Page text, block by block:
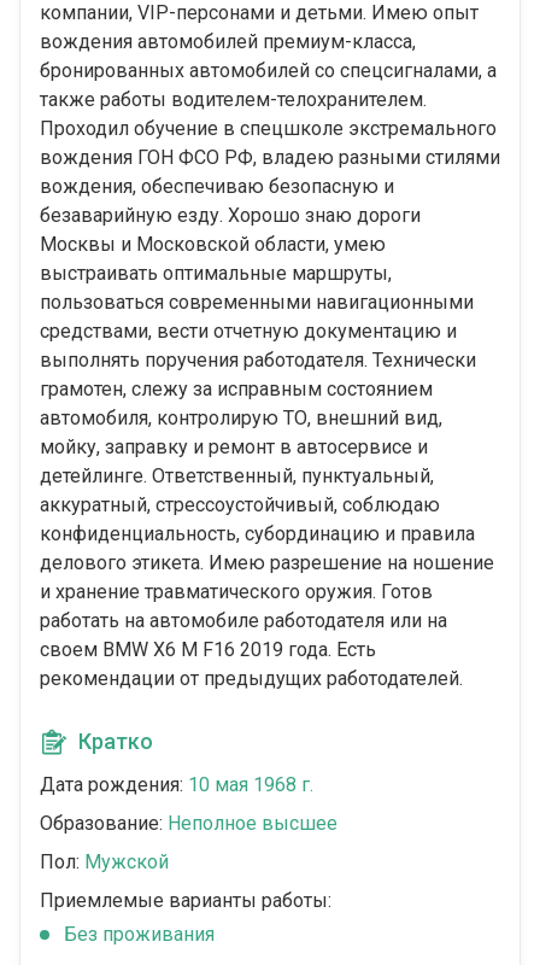
компании, VIP-персонами и детьми. Имею опыт
вождения автомобилей премиум-класса,
бронированных автомобилей со спецсигналами, а
также работы водителем-телохранителем.
Проходил обучение в спецшколе экстремального
вождения ГОН ФСО РФ, владею разными стилями
вождения, обеспечиваю безопасную и
безаварийную езду. Хорошо знаю дороги
Москвы и Московской области, умею
выстраивать оптимальные маршруты,
пользоваться современными навигационными
средствами, вести отчетную документацию и
выполнять поручения работодателя. Технически
грамотен, слежу за исправным состоянием
автомобиля, контролирую ТО, внешний вид,
мойку, заправку и ремонт в автосервисе и
детейлинге. Ответственный, пунктуальный,
аккуратный, стрессоустойчивый, соблюдаю
конфиденциальность, субординацию и правила
делового этикета. Имею разрешение на ношение
и хранение травматического оружия. Готов
работать на автомобиле работодателя или на
своем BMW X6 M F16 2019 года. Есть
рекомендации от предыдущих работодателей.
Кратко
Дата рождения: 10 мая 1968 г.
Образование: Неполное высшее
Пол: Мужской
Приемлемые варианты работы:
Без проживания